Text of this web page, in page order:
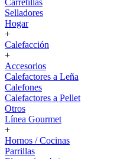
Carretillas
Selladores
Hogar
+
Calefacción
+
Accesorios
Calefactores a Leña
Calefones
Calefactores a Pellet
Otros
Línea Gourmet
+
Hornos / Cocinas
Parrillas